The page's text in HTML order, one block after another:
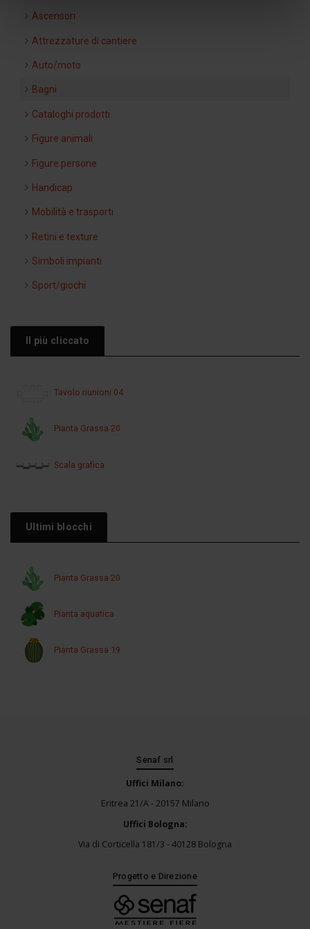
Ascensori
Attrezzature di cantiere
Auto/moto
Bagni
Cataloghi prodotti
Figure animali
Figure persone
Handicap
Mobilità e trasporti
Retini e texture
Simboli impianti
Sport/giochi
Il più cliccato
Tavolo riunioni 04
Pianta Grassa 20
Scala grafica
Ultimi blocchi
Pianta Grassa 20
Pianta aquatica
Pianta Grassa 19
Senaf srl
Uffici Milano:
Eritrea 21/A - 20157 Milano
Uffici Bologna:
Via di Corticella 181/3 - 40128 Bologna
Progetto e Direzione